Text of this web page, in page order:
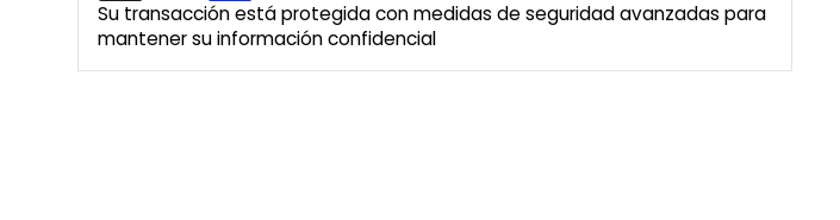
Su transacción está protegida con medidas de seguridad avanzadas para
mantener su información confidencial